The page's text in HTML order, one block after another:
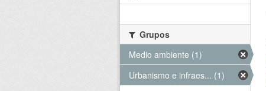
Grupos
Medio ambiente (1)
Urbanismo e infraes... (1)